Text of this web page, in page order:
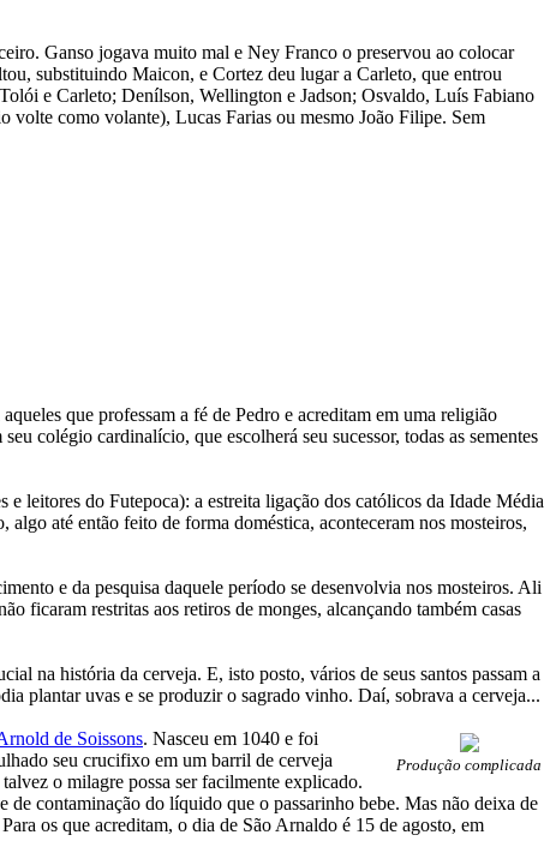
Ganso jogava muito mal e Ney Franco o preservou ao colocar
substituindo Maicon, e Cortez deu lugar a Carleto, que entrou
e Carleto; Denílson, Wellington e Jadson; Osvaldo, Luís Fabiano
como volante), Lucas Farias ou mesmo João Filipe. Sem
que professam a fé de Pedro e acreditam em uma religião
colégio cardinalício, que escolherá seu sucessor, todas as sementes
leitores do Futepoca): a estreita ligação dos católicos da Idade Média
até então feito de forma doméstica, aconteceram nos mosteiros,
e da pesquisa daquele período se desenvolvia nos mosteiros. Ali
ficaram restritas aos retiros de monges, alcançando também casas
na história da cerveja. E, isto posto, vários de seus santos passam a
plantar uvas e se produzir o sagrado vinho. Daí, sobrava a cerveja...
Produção complicada
de Soissons. Nasceu em 1040 e foi
seu crucifixo em um barril de cerveja
o milagre possa ser facilmente explicado.
de contaminação do líquido que o passarinho bebe. Mas não deixa de
Para os que acreditam, o dia de São Arnaldo é 15 de agosto, em